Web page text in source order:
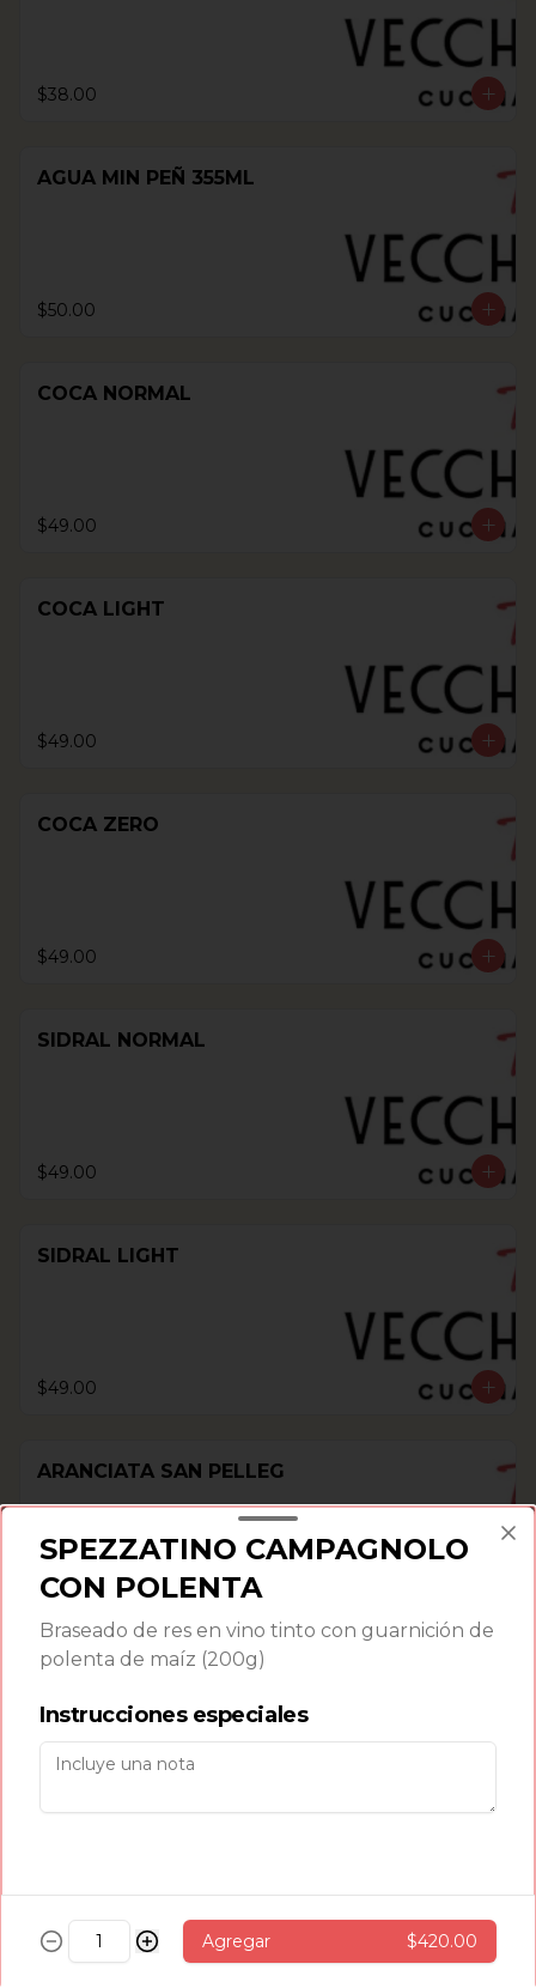
$38.00
AGUA MIN PEÑ 355ML
$50.00
COCA NORMAL
$49.00
COCA LIGHT
$49.00
COCA ZERO
$49.00
SIDRAL NORMAL
$49.00
SIDRAL LIGHT
$49.00
ARANCIATA SAN PELLEG
$75.00
$75.00
CAFÉ
SPEZZATINO CAMPAGNOLO
CON POLENTA
Braseado de res en vino tinto con guarnición de
polenta de maíz (200g)
Instrucciones especiales
Agregar $420.00